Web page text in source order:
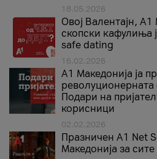
18.05.2026
Овој Валентајн,
скопски кафулиња
safe dating
16.02.2026
А1 Македонија ја
Подари на
корисници
02.02.2026
Празничен A1 Net
Македонија за